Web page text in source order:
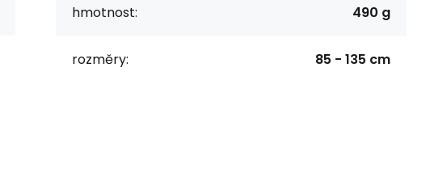
hmotnost: 490 g
rozměry: 85 - 135 cm